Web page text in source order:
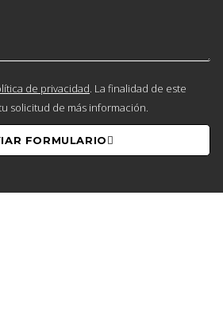
de privacidad. La finalidad de este
solicitud de más información.
FORMULARIO